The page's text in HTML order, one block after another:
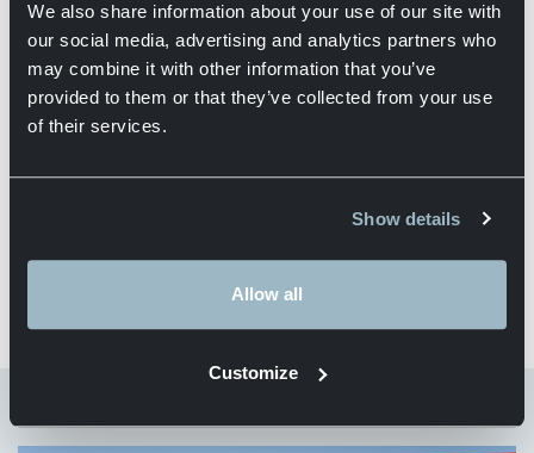
We also share information about your use of our site with
our social media, advertising and analytics partners who
may combine it with other information that you’ve
provided to them or that they’ve collected from your use
of their services.
Show details
Allow all
Customize
Wgląd i kontrola nad
procesami logistycznymi